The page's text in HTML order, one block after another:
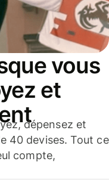
vous
et
dépensez et
40 devises. Tout ce
compte,